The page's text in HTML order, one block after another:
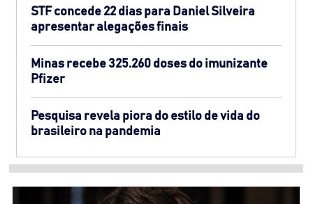
STF concede 22 dias para Daniel Silveira
apresentar alegações finais
Minas recebe 325.260 doses do imunizante
Pfizer
Pesquisa revela piora do estilo de vida do
brasileiro na pandemia